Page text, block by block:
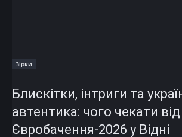
Зірки
Блискітки, інтриги та
автентика: чого чекати від
Євробачення-2026 у Відні